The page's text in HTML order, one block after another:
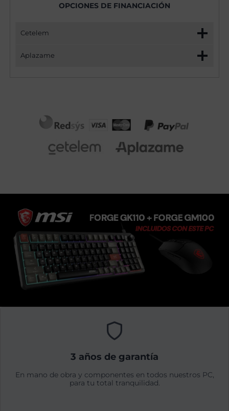
OPCIONES DE FINANCIACIÓN
Cetelem
Aplazame
3 años de garantía
En mano de obra y componentes en todos nuestros PC,
para tu total tranquilidad.